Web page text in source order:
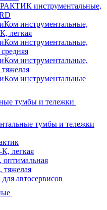
инструментальные,
инструментальные,
легкая
инструментальные,
инструментальные,
инструментальные
тумбы и тележки
тумбы и тележки
легкая
автосервисов